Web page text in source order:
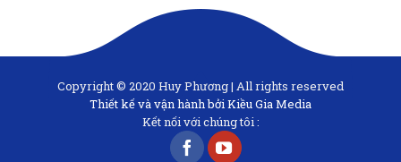
Copyright © 2020 Huy Phương | All rights reserved
Thiết kế và vận hành bởi Kiều Gia Media
Kết nối với chúng tôi :